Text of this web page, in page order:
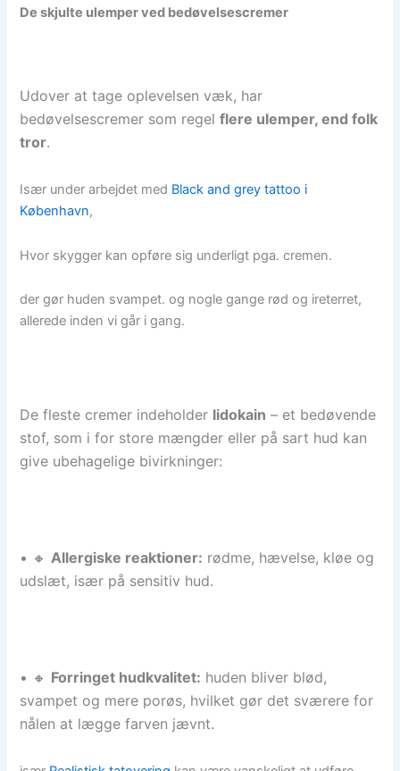
De skjulte ulemper ved bedøvelsescremer
Udover at tage oplevelsen væk, har
bedøvelsescremer som regelflere ulemper, end folk
tror.
Især under arbejdet med Black and grey tattoo i
København,
Hvor skygger kan opføre sig underligt pga. cremen.
der gør huden svampet. og nogle gange rød og ireterret,
allerede inden vi går i gang.
De fleste cremer indeholder lidokain – et bedøvende
stof, som i for store mængder eller på sart hud kan
give ubehagelige bivirkninger:
• 🔸 Allergiske reaktioner: rødme, hævelse, kløe og
udslæt, især på sensitiv hud.
• 🔸 Forringet hudkvalitet: huden bliver blød,
svampet og mere porøs, hvilket gør det sværere for
nålen at lægge farven jævnt.